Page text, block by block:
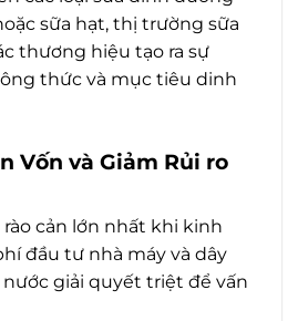
sữa hạt, thị trường sữa
thương hiệu tạo ra sự
thức và mục tiêu dinh
Vốn và Giảm Rủi ro
cản lớn nhất khi kinh
đầu tư nhà máy và dây
nước giải quyết triệt để vấn